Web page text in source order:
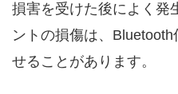
損害を受けた後によく発
ントの損傷は、
せることがあります。